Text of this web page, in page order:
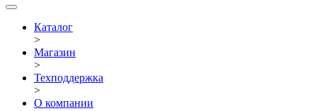
Каталог
>
Магазин
>
Техподдержка
>
О компании